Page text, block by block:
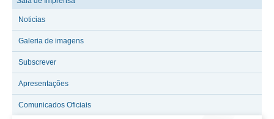
Noticias
Galeria de imagens
Subscrever
Apresentações
Comunicados Oficiais